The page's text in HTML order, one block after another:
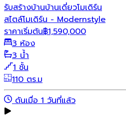
รับสร้างบ้านบ้านเดี่ยวโมเดิร์น
สไตล์โมเดิร์น - Modernstyle
ราคาเริ่มต้น฿1,590,000
3 ห้อง
3 น้ำ
1 ชั้น
110 ตร.ม
ดันเมื่อ 1 วันที่แล้ว